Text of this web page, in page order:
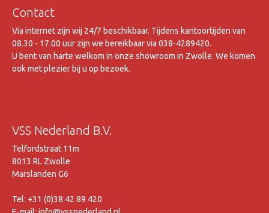
Contact
Via internet zijn wij 24/7 beschikbaar. Tijdens kantoortijden van
08.30 - 17.00 uur zijn we bereikbaar via 038-4289420.
U bent van harte welkom in onze showroom in Zwolle. We komen
ook met plezier bij u op bezoek.
VSS Nederland B.V.
Telfordstraat 11m
8013 RL Zwolle
Marslanden G6
Tel: +31 (0)38 42 89 420